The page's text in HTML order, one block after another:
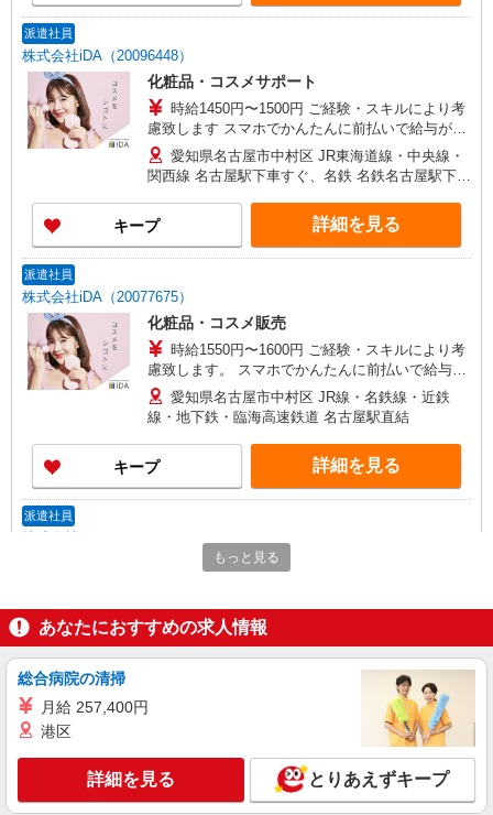
派遣社員
株式会社iDA（20096448）
化粧品・コスメサポート
時給1450円〜1500円 ご経験・スキルにより考
慮致します スマホでかんたんに前払いで給与が受
け取れます（※上限、条件あり）
愛知県名古屋市中村区 JR東海道線・中央線・
関西線 名古屋駅下車すぐ、名鉄 名鉄名古屋駅下車
キープ 詳細を見る
派遣社員
株式会社iDA（20077675）
化粧品・コスメ販売
時給1550円〜1600円 ご経験・スキルにより考
慮致します。 スマホでかんたんに前払いで給与が
受け取れます（※上限、条件あり）
愛知県名古屋市中村区 JR線・名鉄線・近鉄
線・地下鉄・臨海高速鉄道 名古屋駅直結
キープ 詳細を見る
派遣社員
化粧品・コスメ販売
慮致します スマホでかんたんに前払いで給与が受
け取れます（※上限、条件あり）
愛知県名古屋市中村区 JR線・名鉄線・近鉄
線・地下鉄・臨海高速鉄道 名古屋駅直結
キープ 詳細を見る
派遣社員
株式会社iDA（20097222）
バッグ販売
もっと見る
あなたにおすすめの求人情報
総合病院の清掃
月給 257,400円
港区
詳細を見る とりあえずキープ